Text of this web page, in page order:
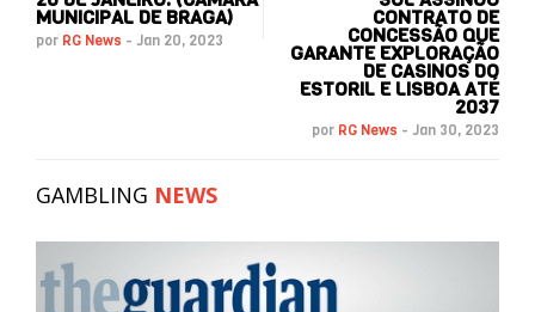
MUNICIPAL DE BRAGA)
por RG News - Jan 20, 2023
CONTRATO DE
CONCESSÃO QUE
GARANTE EXPLORAÇÃO
DE CASINOS DO
ESTORIL E LISBOA ATÉ
2037
por RG News - Jan 30, 2023
GAMBLING NEWS